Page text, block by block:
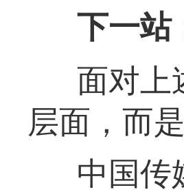
下一站
面对上
层面，而
中国传